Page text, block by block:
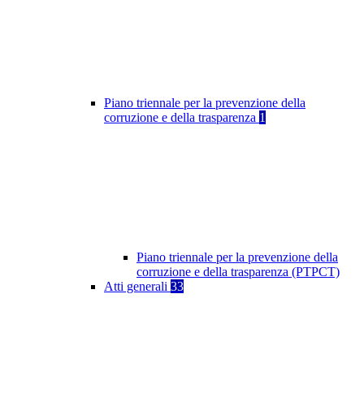
Piano triennale per la prevenzione della
corruzione e della trasparenza 1
Piano triennale per la prevenzione della
corruzione e della trasparenza (PTPCT)
Atti generali 33